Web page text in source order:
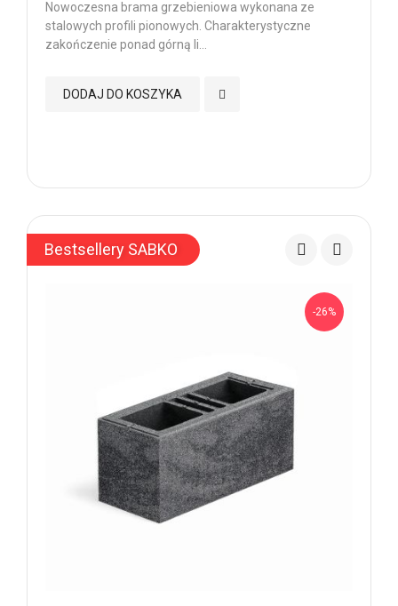
Nowoczesna brama grzebieniowa wykonana ze
stalowych profili pionowych. Charakterystyczne
zakończenie ponad górną li...
DODAJ DO KOSZYKA Dodaj do Ulubionych
Bestsellery SABKO
-26%